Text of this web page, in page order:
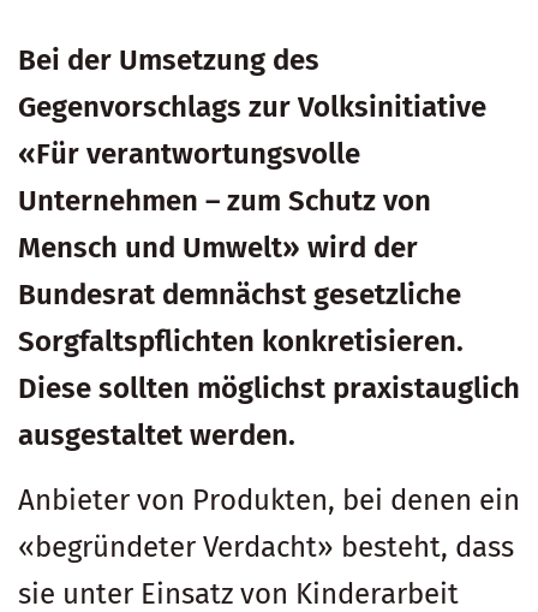
Bei der Umsetzung des
Gegenvorschlags zur Volksinitiative
«Für verantwortungsvolle
Unternehmen – zum Schutz von
Mensch und Umwelt» wird der
Bundesrat demnächst gesetzliche
Sorgfaltspflichten konkretisieren.
Diese sollten möglichst praxistauglich
ausgestaltet werden.
Anbieter von Produkten, bei denen ein
«begründeter Verdacht» besteht, dass
sie unter Einsatz von Kinderarbeit